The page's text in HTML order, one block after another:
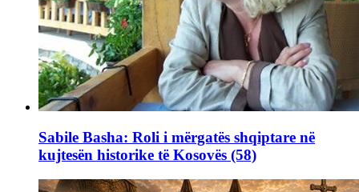
Sabile Basha: Roli i mërgatës shqiptare në
kujtesën historike të Kosovës (58)